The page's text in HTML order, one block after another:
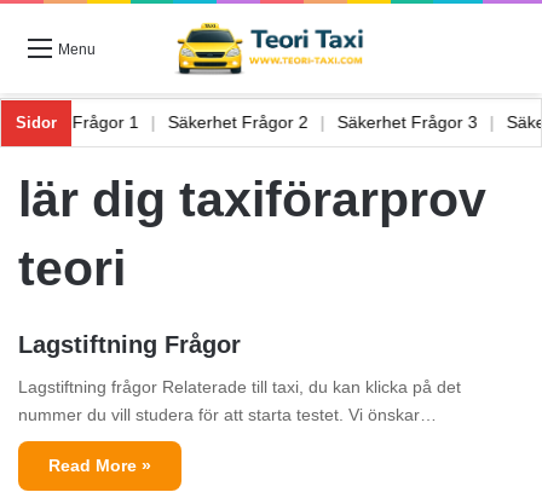
Menu
Sidor
Säkerhet Frågor 1 | Säkerhet Frågor 2 | Säkerhet Frågor 3 |
lär dig taxiförarprov
teori
Lagstiftning Frågor
Lagstiftning frågor Relaterade till taxi, du kan klicka på det
nummer du vill studera för att starta testet. Vi önskar…
Read More »